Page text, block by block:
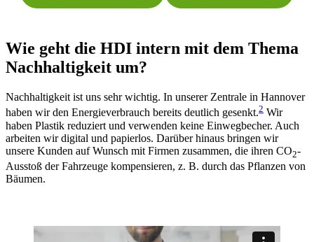
Wie geht die HDI intern mit dem Thema
Nachhaltigkeit um?
Nachhaltigkeit ist uns sehr wichtig. In unserer Zentrale in Hannover
haben wir den Energieverbrauch bereits deutlich gesenkt.2 Wir
haben Plastik reduziert und verwenden keine Einwegbecher. Auch
arbeiten wir digital und papierlos. Darüber hinaus bringen wir
unsere Kunden auf Wunsch mit Firmen zusammen, die ihren CO2-
Ausstoß der Fahrzeuge kompensieren, z. B. durch das Pflanzen von
Bäumen.